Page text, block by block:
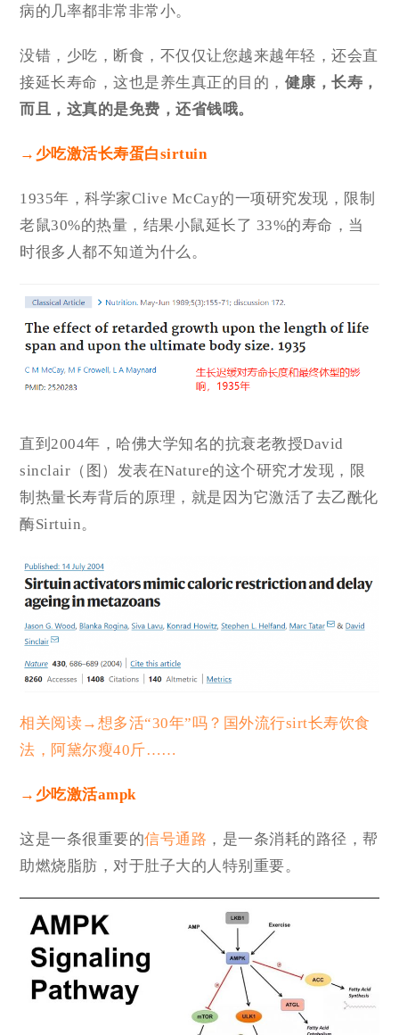
病的几率都非常非常小。
没错，少吃，断食，不仅仅让您越来越年轻，还会直
接延长寿命，这也是养生真正的目的， 健康，长寿 ，
而且，这真的是免费，还省钱哦。
→少吃激活长寿蛋白sirtuin
1935年，科学家Clive McCay的一项研究发现，限制
老鼠30%的热量，结果小鼠延长了 33%的寿命，当
时很多人都不知道为什么。
直到2004年，哈佛大学知名的抗衰老教授David
sinclair（图）发表在Nature的这个研究才发现，限
制热量长寿背后的原理，就是因为它激活了去乙酰化
酶Sirtuin。
相关阅读→想多活“30年”吗？国外流行sirt长寿饮食
法，阿黛尔瘦40斤……
→少吃激活ampk
这是一条很重要的信号通路 ，是一条消耗的路径，帮
助燃烧脂肪，对于肚子大的人特别重要。